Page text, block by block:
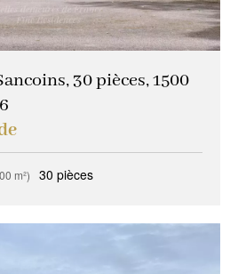
30 pièces, 1500
m²) 30 pièces